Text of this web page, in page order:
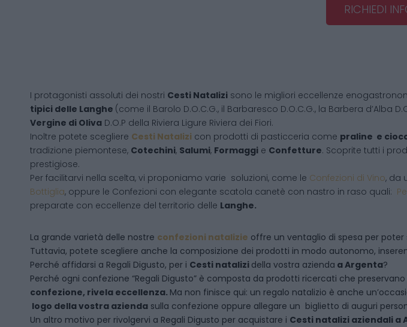
RICHIEDI
I protagonisti assoluti dei nostri Cesti Natalizi sono le migliori eccellenze
tipici delle Langhe (come il Barolo D.O.C.G., il Barbaresco D.O.C.G., la Barbera d’Alba
Vergine di Oliva D.O.P della Riviera Ligure Riviera dei Fiori.
Inoltre potete scegliere Cesti Natalizi con prodotti di pasticceria come praline e
tradizione piemontese, Cotechini, Salumi, Formaggi e Confetture. Scoprite tutti i
prestigiose.
Per facilitarvi nella scelta, vi proponiamo varie soluzioni, come le Confezioni di Vino, da
Bottiglia, oppure le Confezioni con elegante scatola canetè con nastro in raso quali:
preparate con eccellenze del territorio delle Langhe.
La grande varietà delle nostre confezioni natalizie offre un ventaglio di spesa per
Tuttavia, potete scegliere anche la composizione dei prodotti in modo autonomo,
Perché affidarsi a Regali Digusto, per i Cesti natalizi della vostra azienda aArgenta?
Perché ogni confezione “Regali Digusto” è composta da prodotti ricercati che preservano
confezione, rivela eccellenza. Ma non finisce qui: un regalo natalizio è anche
logo della vostra azienda sulla confezione oppure allegare un biglietto di auguri
Un altro motivo per rivolgervi a Regali Digusto per acquistare i Cesti natalizi aziendali a